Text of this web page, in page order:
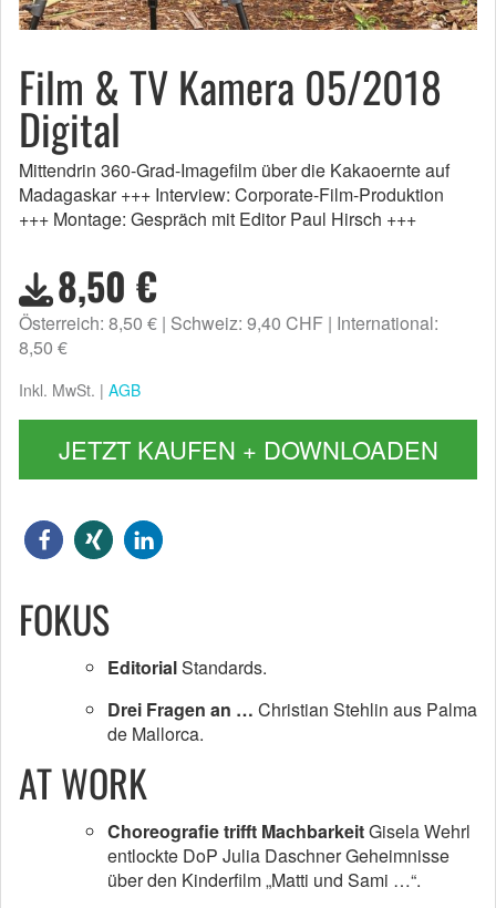
Film & TV Kamera 05/2018
Digital
Mittendrin 360-Grad-Imagefilm über die Kakaoernte auf
Madagaskar +++ Interview: Corporate-Film-Produktion
+++ Montage: Gespräch mit Editor Paul Hirsch +++
8,50 €
Österreich: 8,50 € Schweiz: 9,40 CHF International:
8,50 €
Inkl. MwSt. | AGB
JETZT KAUFEN + DOWNLOADEN
FOKUS
EditorialStandards.
Drei Fragen an … Christian Stehlin aus Palma
de Mallorca.
AT WORK
Choreografie trifft MachbarkeitGisela Wehrl
entlockte DoP Julia Daschner Geheimnisse
über den Kinderfilm „Matti und Sami …“.